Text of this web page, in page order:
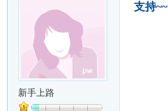
新手上路
支持~~